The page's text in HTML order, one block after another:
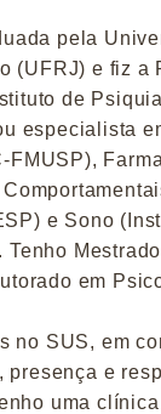
pela
(UFRJ) e fiz a
de
especialista
FMUSP),
e Sono
Tenho
em
no SUS, em
presença e
uma